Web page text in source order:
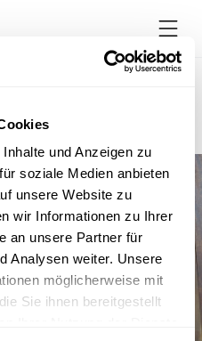
und Anzeigen zu
soziale Medien anbieten
unsere Website zu
wir Informationen zu Ihrer
an unsere Partner für
Analysen weiter. Unsere
möglicherweise mit
Sie ihnen bereitgestellt